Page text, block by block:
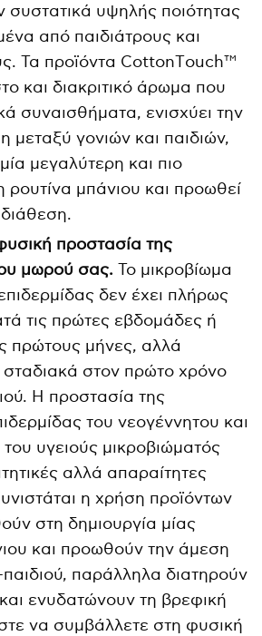
συστατικά υψηλής ποιότητας
από παιδιάτρους και
Τα προϊόντα CottonΤouch™
και διακριτικό άρωμα που
συναισθήματα, ενισχύει την
μεταξύ γονιών και παιδιών,
μεγαλύτερη και πιο
μπάνιου και προωθεί
προστασία της
μωρού σας. Το μικροβίωμα
δεν έχει πλήρως
τις πρώτες εβδομάδες ή
πρώτους μήνες, αλλά
σταδιακά στον πρώτο χρόνο
Η προστασία της
του νεογέννητου και
υγειούς μικροβιώματός
αλλά απαραίτητες
η χρήση προϊόντων
στη δημιουργία μίας
και προωθούν την άμεση
παράλληλα διατηρούν
ενυδατώνουν τη βρεφική
να συμβάλλετε στη φυσική